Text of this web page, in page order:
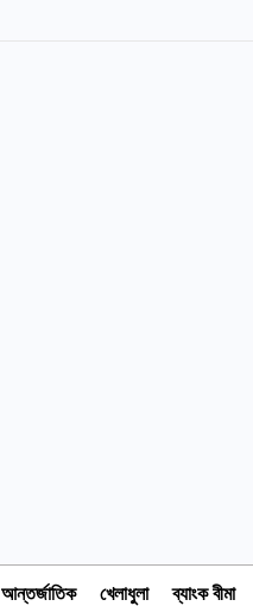
আন্তর্জাতিক খেলাধুলা ব্যাংক বীমা